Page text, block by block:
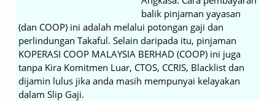
balik pinjaman yayasan
(dan COOP) ini adalah melalui potongan gaji dan
perlindungan Takaful. Selain daripada itu, pinjaman
KOPERASI COOP MALAYSIA BERHAD (COOP) ini juga
tanpa Kira Komitmen Luar, CTOS, CCRIS, Blacklist dan
dijamin lulus jika anda masih mempunyai kelayakan
dalam Slip Gaji.